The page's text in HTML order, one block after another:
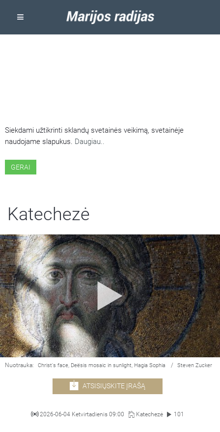
Siekdami užtikrinti sklandų svetainės veikimą, svetainėje
naudojame slapukus. Daugiau..
GERAI
Katechezė
Nuotrauka: Christ's face, Deësis mosaic in sunlight, Hagia Sophia / Steven Zucker
ATSISIŲSKITE ĮRAŠĄ
2026-06-04 Ketvirtadienis 09:00 Katechezė 101